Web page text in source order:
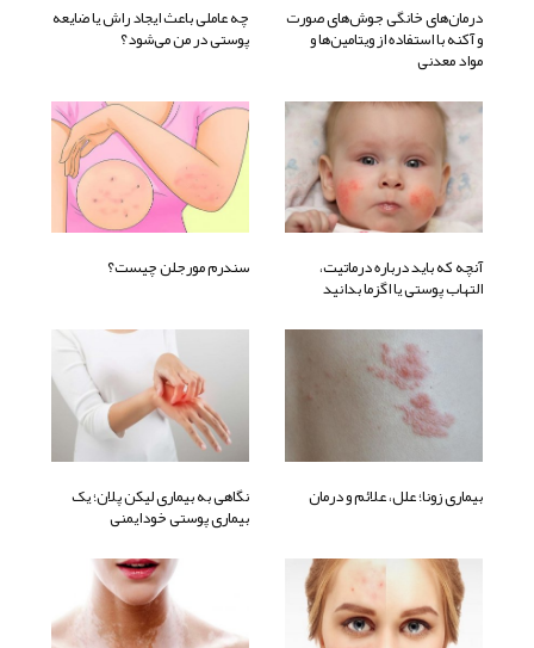
درمان‌های خانگی جوش‌های صورت
و آکنه با استفاده از ویتامین‌ها و
مواد معدنی
چه عاملی باعث ایجاد راش یا ضایعه
پوستی در من می‌شود؟
آنچه که باید درباره درماتیت،
التهاب پوستی یا اگزما بدانید
سندرم مورجلن چیست؟
بیماری زونا؛ علل، علائم و درمان نگاهی به بیماری لیکن پلان؛ یک
بیماری پوستی خودایمنی